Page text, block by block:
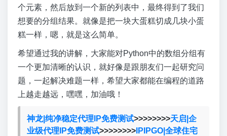
个元素，然后放到一个新的列表中，最终得到了我们
想要的分组结果。就像是把一块大蛋糕切成几块小蛋
糕一样，嗯，就是这么简单。
希望通过我的讲解，大家能对Python中的数组分组有
一个更加清晰的认识，就好像是跟朋友们一起研究问
题，一起解决难题一样，希望大家都能在编程的道路
上越走越远，嘿嘿，加油哦！
神龙|纯净稳定代理IP免费测试>>>>>>>>天启|企
业级代理IP免费测试>>>>>>>>IPIPGO|全球住宅